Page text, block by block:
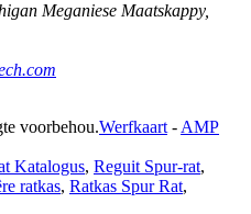
Meganiese Maatskappy,
voorbehou.Werfkaart - AMP
Katalogus, Reguit Spur-rat,
ratkas, Ratkas Spur Rat,